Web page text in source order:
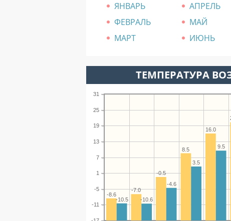
ЯНВАРЬ АПРЕЛЬ
ФЕВРАЛЬ
МАЙ
МАРТ
ИЮНЬ
ТЕМПЕРАТУРА
-11
-5
1
7
13
19
25
31
16.0
8.5
-0.5
-7.0
-8.6
9.5
3.5
-4.6
-10.6
-10.5